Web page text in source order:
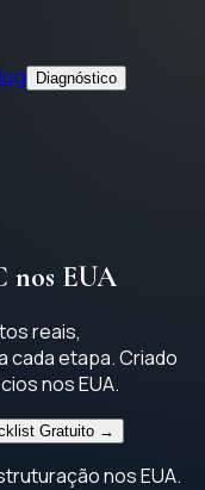
Diagnóstico
nos EUA
reais,
cada etapa. Criado
nos EUA.
Gratuito →
nos EUA.